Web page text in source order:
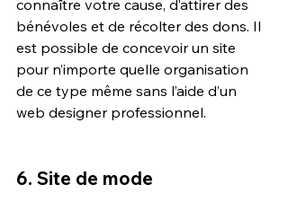
connaître votre cause, d’attirer des
bénévoles et de récolter des dons. Il
est possible de concevoir un site
pour n’importe quelle organisation
de ce type même sans l’aide d’un
web designer professionnel.
6. Site de mode